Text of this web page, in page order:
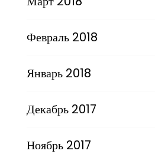
Февраль 2018
Январь 2018
Декабрь 2017
Ноябрь 2017